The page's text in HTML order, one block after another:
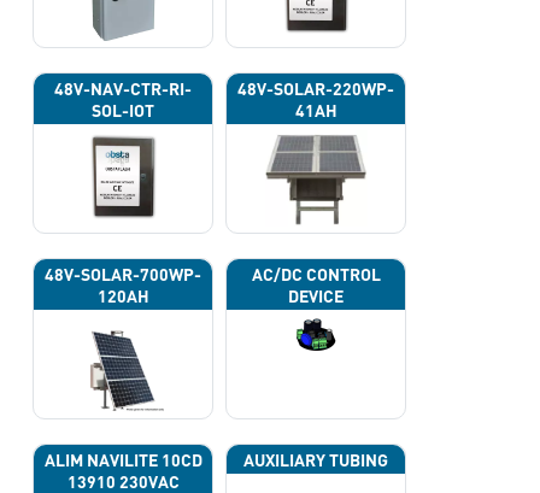
48V-NAV-CTR-RI-
SOL-IOT
48V-SOLAR-220WP-
41AH
48V-SOLAR-700WP-
120AH
AC/DC CONTROL
DEVICE
ALIM NAVILITE 10CD
13910 230VAC
AUXILIARY TUBING